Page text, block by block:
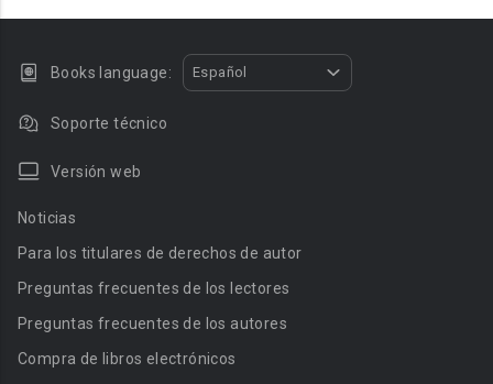
Books language: Español
Soporte técnico
Versión web
Noticias
Para los titulares de derechos de autor
Preguntas frecuentes de los lectores
Preguntas frecuentes de los autores
Compra de libros electrónicos